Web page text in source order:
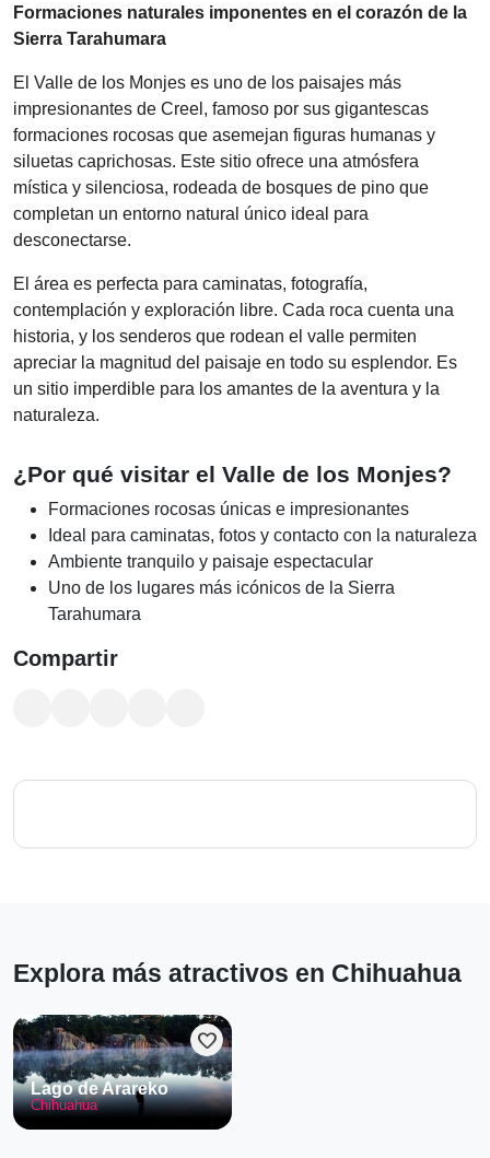
Formaciones naturales imponentes en el corazón de la
Sierra Tarahumara
El Valle de los Monjes es uno de los paisajes más
impresionantes de Creel, famoso por sus gigantescas
formaciones rocosas que asemejan figuras humanas y
siluetas caprichosas. Este sitio ofrece una atmósfera
mística y silenciosa, rodeada de bosques de pino que
completan un entorno natural único ideal para
desconectarse.
El área es perfecta para caminatas, fotografía,
contemplación y exploración libre. Cada roca cuenta una
historia, y los senderos que rodean el valle permiten
apreciar la magnitud del paisaje en todo su esplendor. Es
un sitio imperdible para los amantes de la aventura y la
naturaleza.
¿Por qué visitar el Valle de los Monjes?
Formaciones rocosas únicas e impresionantes
Ideal para caminatas, fotos y contacto con la naturaleza
Ambiente tranquilo y paisaje espectacular
Uno de los lugares más icónicos de la Sierra
Tarahumara
Compartir
Explora más atractivos en Chihuahua
favorite
Lago de Arareko
Chihuahua